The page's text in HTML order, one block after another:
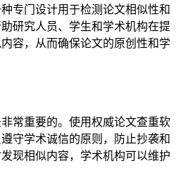
专门设计用于检测论文相似性和
研究人员、学生和学术机构在提
容，从而确保论文的原创性和学
常重要的。使用权威论文查重软
守学术诚信的原则，防止抄袭和
现相似内容，学术机构可以维护